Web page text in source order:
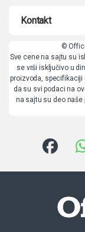
Kontakt
©
Sve cene na sajtu su
se vrši isključivo u
proizvoda, specifikaciji
da su svi podaci na
na sajtu su deo naše